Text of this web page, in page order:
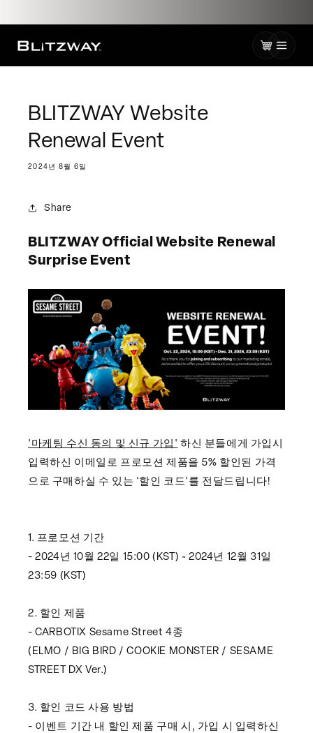
너
뛰
기
트
BLITZWAY Website
Renewal Event
2024년 8월 6일
Share
BLITZWAYOfficial Website Renewal
Surprise Event
'마케팅 수신 동의 및 신규 가입' 하신 분들에게 가입시
입력하신 이메일로 프로모션 제품을 5% 할인된 가격
으로 구매하실 수 있는 '할인 코드'를 전달드립니다!
1. 프로모션 기간
- 2024년 10월 22일 15:00 (KST) ~ 2024년 12월 31일
23:59 (KST)
2. 할인 제품
- CARBOTIX Sesame Street 4종
(ELMO / BIG BIRD / COOKIE MONSTER / SESAME
STREET DX Ver.)
3. 할인 코드 사용 방법
- 이벤트 기간 내 할인 제품 구매 시, 가입 시 입력하신